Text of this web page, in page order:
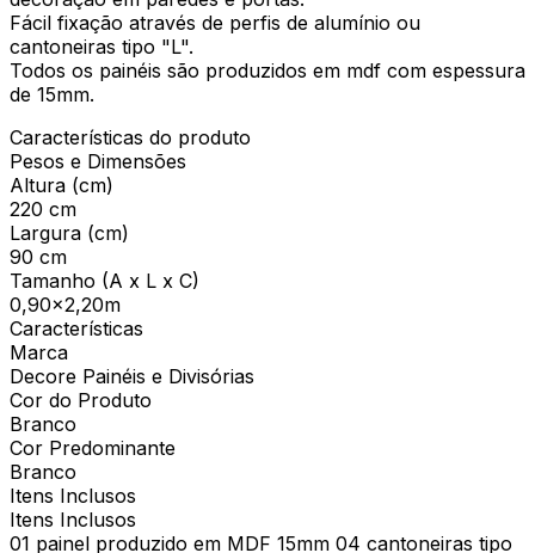
Fácil fixação através de perfis de alumínio ou
cantoneiras tipo "L".
Todos os painéis são produzidos em mdf com espessura
de 15mm.
Características do produto
Pesos e Dimensões
Altura (cm)
220 cm
Largura (cm)
90 cm
Tamanho (A x L x C)
0,90x2,20m
Características
Marca
Decore Painéis e Divisórias
Cor do Produto
Branco
Cor Predominante
Branco
Itens Inclusos
Itens Inclusos
01 painel produzido em MDF 15mm 04 cantoneiras tipo